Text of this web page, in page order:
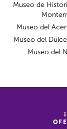
Museo de
Museo del
Museo del
Museo del